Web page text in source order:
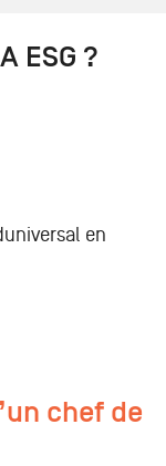
ESG ?
promo 2019 à
chef de